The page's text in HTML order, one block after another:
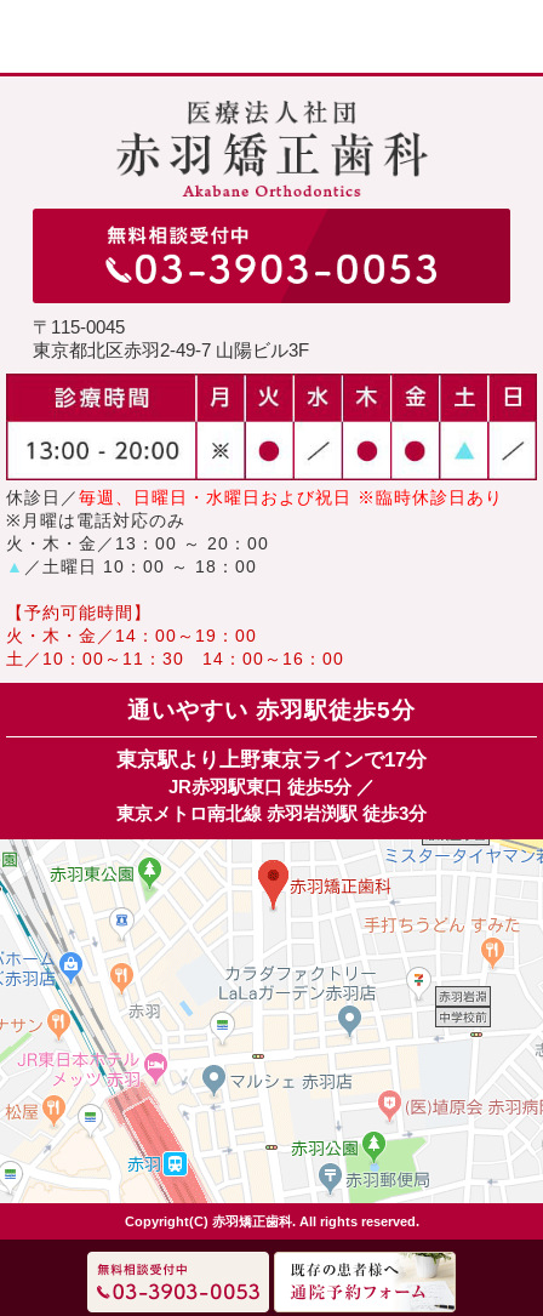
〒115-0045
東京都北区赤羽2-49-7 山陽ビル3F
休診日／毎週、日曜日・水曜日および祝日 ※臨時休診日あり
※月曜は電話対応のみ
火・木・金／13：00 ～ 20：00
▲ ／土曜日 10：00 ～ 18：00
【予約可能時間】
火・木・金／14：00～19：00
土／10：00～11：30 14：00～16：00
通いやすい 赤羽駅徒歩5分
東京駅より上野東京ラインで17分
JR赤羽駅東口 徒歩5分 ／
東京メトロ南北線 赤羽岩渕駅 徒歩3分
Copyright(C) 赤羽矯正歯科. All rights reserved.